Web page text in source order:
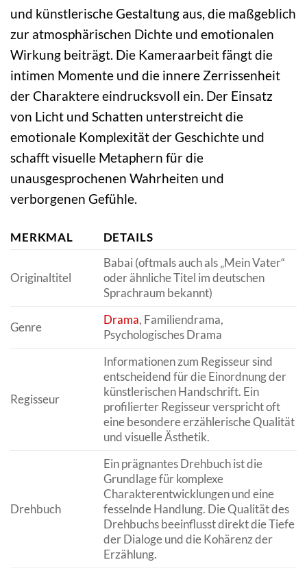
und künstlerische Gestaltung aus, die maßgeblich
zur atmosphärischen Dichte und emotionalen
Wirkung beiträgt. Die Kameraarbeit fängt die
intimen Momente und die innere Zerrissenheit
der Charaktere eindrucksvoll ein. Der Einsatz
von Licht und Schatten unterstreicht die
emotionale Komplexität der Geschichte und
schafft visuelle Metaphern für die
unausgesprochenen Wahrheiten und
verborgenen Gefühle.
MERKMAL DETAILS
Originaltitel
Babai (oftmals auch als „Mein Vater“
oder ähnliche Titel im deutschen
Sprachraum bekannt)
Genre
Drama, Familiendrama,
Psychologisches Drama
Regisseur
Informationen zum Regisseur sind
entscheidend für die Einordnung der
künstlerischen Handschrift. Ein
profilierter Regisseur verspricht oft
eine besondere erzählerische Qualität
und visuelle Ästhetik.
Drehbuch
Ein prägnantes Drehbuch ist die
Grundlage für komplexe
Charakterentwicklungen und eine
fesselnde Handlung. Die Qualität des
Drehbuchs beeinflusst direkt die Tiefe
der Dialoge und die Kohärenz der
Erzählung.